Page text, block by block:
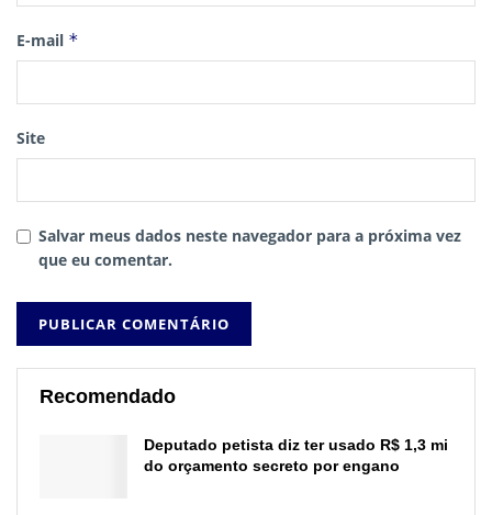
E-mail *
Site
Salvar meus dados neste navegador para a próxima vez
que eu comentar.
Recomendado
Deputado petista diz ter usado R$ 1,3 mi
do orçamento secreto por engano